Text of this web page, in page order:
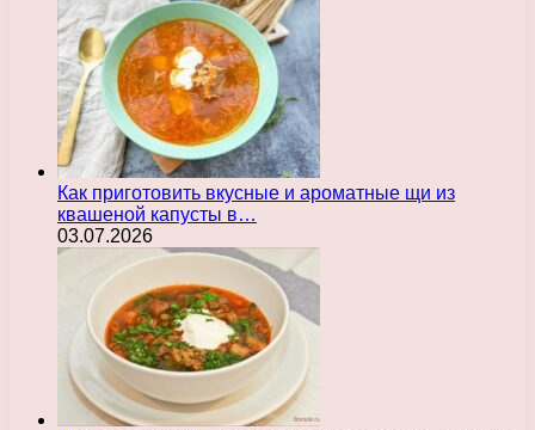
Как приготовить вкусные и ароматные щи из
квашеной капусты в…
03.07.2026